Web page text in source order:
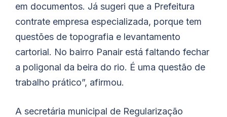
em documentos. Já sugeri que a Prefeitura
contrate empresa especializada, porque tem
questões de topografia e levantamento
cartorial. No bairro Panair está faltando fechar
a poligonal da beira do rio. É uma questão de
trabalho prático”, afirmou.
A secretária municipal de Regularização